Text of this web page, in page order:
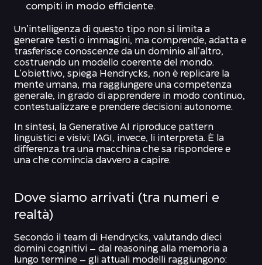
compiti in modo efficiente.
Un’intelligenza di questo tipo non si limita a
generare testi o immagini, ma comprende, adatta e
trasferisce conoscenze da un dominio all’altro,
costruendo un modello coerente del mondo.
L’obiettivo, spiega Hendrycks, non è replicare la
mente umana, ma raggiungere una competenza
generale, in grado di apprendere in modo continuo,
contestualizzare e prendere decisioni autonome.
In sintesi, la Generative AI riproduce pattern
linguistici e visivi; l’AGI, invece, li interpreta. È la
differenza tra una macchina che sa rispondere e
una che comincia davvero a capire.
Dove siamo arrivati (tra numeri e
realtà)
Secondo il team di Hendrycks, valutando dieci
domini cognitivi – dal reasoning alla memoria a
lungo termine – gli attuali modelli raggiungono: